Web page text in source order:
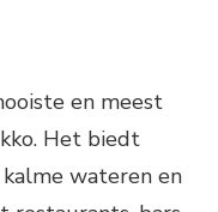
en meest
Het biedt
wateren en